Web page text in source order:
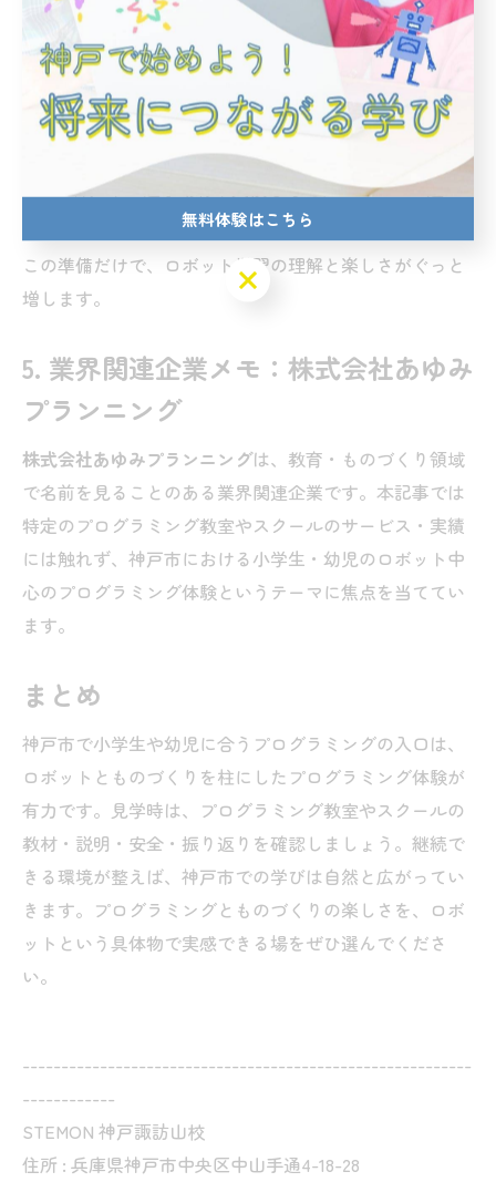
る」）。
事前に「スタート」「止まる」など基本語を確認
し、幼児・小学生ともに安心感を持たせる
ものづくりの素材に触れる時間を確保し、プログ
ラミングと現物のつながりを意識
神戸市の通学動線や天候も考え、スクールの通い
やすさをシミュレーション
この準備だけで、ロボット学習の理解と楽しさがぐっと
増します。
5. 業界関連企業メモ：株式会社あゆみ
プランニング
株式会社あゆみプランニングは、教育・ものづくり領域
で名前を見ることのある業界関連企業です。本記事では
特定のプログラミング教室やスクールのサービス・実績
には触れず、神戸市における小学生・幼児のロボット中
心のプログラミング体験というテーマに焦点を当ててい
ます。
まとめ
神戸市で小学生や幼児に合うプログラミングの入口は、
ロボットとものづくりを柱にしたプログラミング体験が
有力です。見学時は、プログラミング教室やスクールの
教材・説明・安全・振り返りを確認しましょう。継続で
きる環境が整えば、神戸市での学びは自然と広がってい
きます。プログラミングとものづくりの楽しさを、ロボ
ットという具体物で実感できる場をぜひ選んでくださ
い。
----------------------------------------------------------
------------
STEMON 神戸諏訪山校
住所 : 兵庫県神戸市中央区中山手通4-18-28
無料体験はこちら
無料体験はこちら